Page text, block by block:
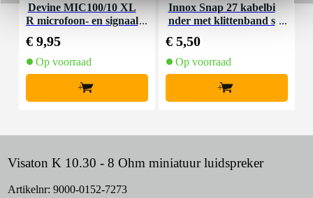
Devine MIC100/10 XL
R microfoon- en signaal
€ 9,95
Op voorraad
+
Innox Snap 27 kabelbi
nder met klittenband s
€ 5,50
Op voorraad
+
Visaton K 10.30 - 8 Ohm miniatuur luidspreker
Artikelnr: 9000-0152-7273